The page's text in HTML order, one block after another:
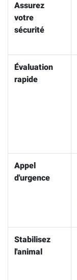
Assurez
votre
sécurité
Évaluation
rapide
Appel
d'urgence
Stabilisez
l'animal